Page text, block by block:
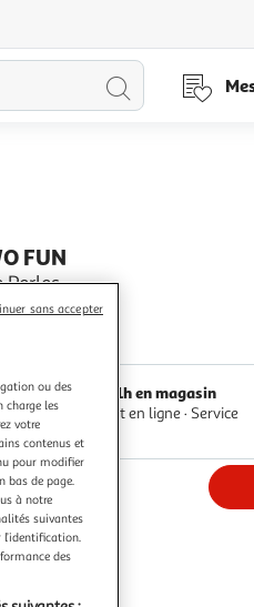
Lancer
FUN
Perles
Retrait 1h en magasin
Paiement en ligne ·Service
ou des
charge les
votre
contenus et
pour modifier
bas de page.
à notre
suivantes
des
sans accepter